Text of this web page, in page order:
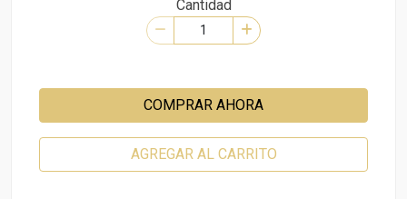
Cantidad
COMPRAR AHORA
AGREGAR AL CARRITO